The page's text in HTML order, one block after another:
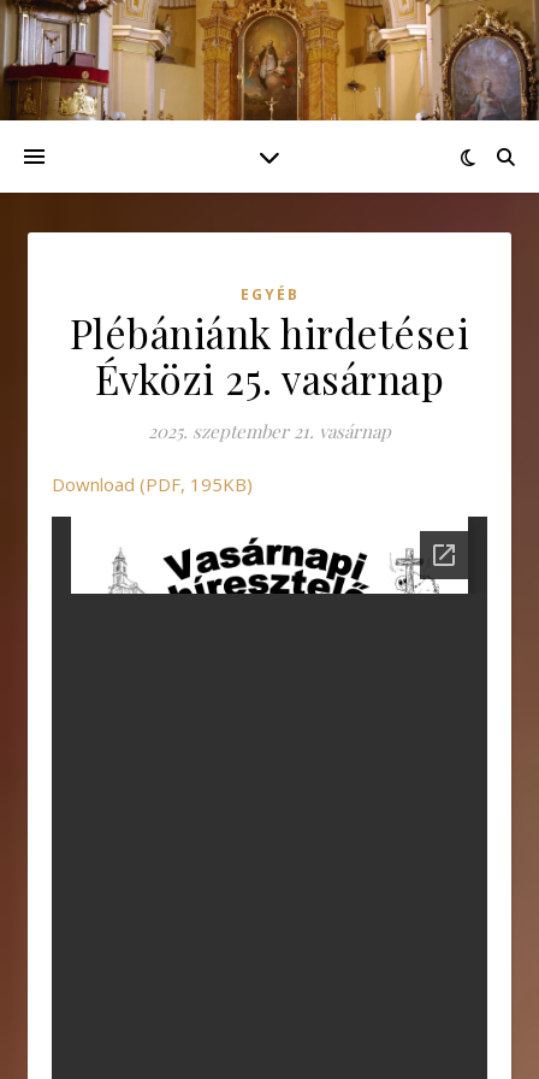
EGYÉB
Plébániánk hirdetései
Évközi 25. vasárnap
2025. szeptember 21. vasárnap
Download (PDF, 195KB)